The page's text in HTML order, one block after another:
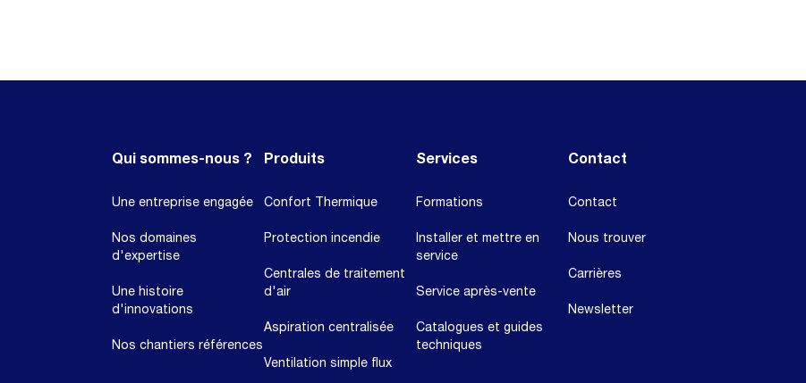
Qui sommes-nous ?
Une entreprise engagée
Nos domaines
d'expertise
Une histoire
d'innovations
Nos chantiers références
Produits
Confort Thermique
Protection incendie
Centrales de traitement
d'air
Aspiration centralisée
Ventilation simple flux
Services
Formations
Installer et mettre en
service
Service après-vente
Catalogues et guides
techniques
Contact
Contact
Nous trouver
Carrières
Newsletter